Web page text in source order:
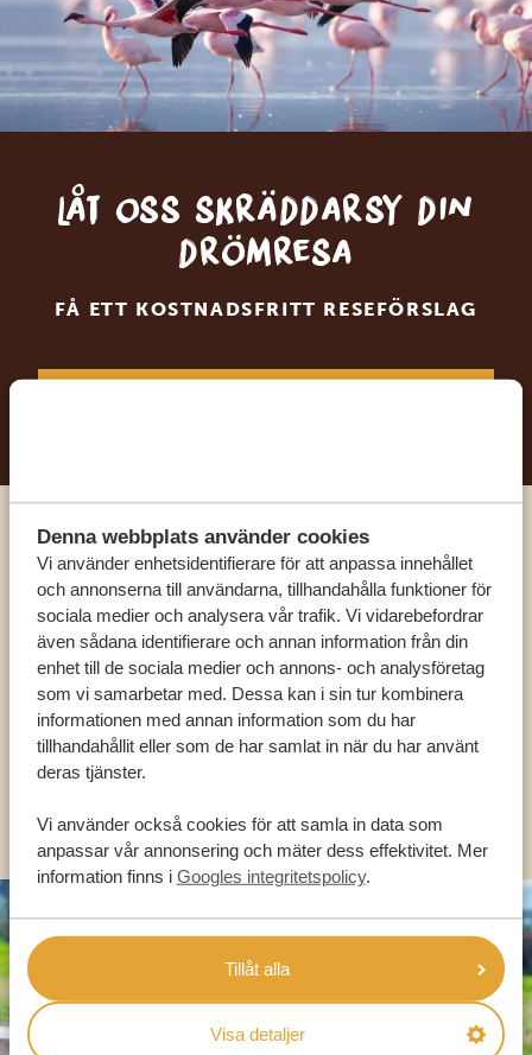
Denna webbplats använder cookies
Vi använder enhetsidentifierare för att anpassa innehållet
och annonserna till användarna, tillhandahålla funktioner för
sociala medier och analysera vår trafik. Vi vidarebefordrar
även sådana identifierare och annan information från din
enhet till de sociala medier och annons- och analysföretag
som vi samarbetar med. Dessa kan i sin tur kombinera
informationen med annan information som du har
tillhandahållit eller som de har samlat in när du har använt
deras tjänster.
Vi använder också cookies för att samla in data som
anpassar vår annonsering och mäter dess effektivitet. Mer
information finns i Googles integritetspolicy.
Tillåt alla
Visa detaljer
Låt oss skräddarsy din
drömresa
FÅ ETT KOSTNADSFRITT RESEFÖRSLAG
Ring en av våra experter
VÅRA SPECIALISTER FINNS HÄR FÖR ATT
HJÄLPA DIG
SV:+31 174 788 101